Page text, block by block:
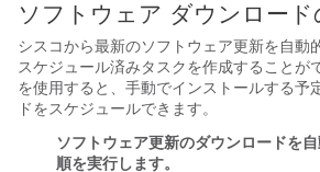
ソフトウェア ダウンロード
シスコから最新のソフトウェア更新を自動
スケジュール済みタスクを作成することが
を使用すると、手動でインストールする予
ドをスケジュールできます。
ソフトウェア更新のダウンロードを
順を実行します。